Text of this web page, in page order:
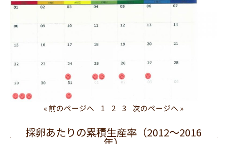
« 前のページへ 1 2 3 次のページへ »
採卵あたりの累積生産率（2012〜2016